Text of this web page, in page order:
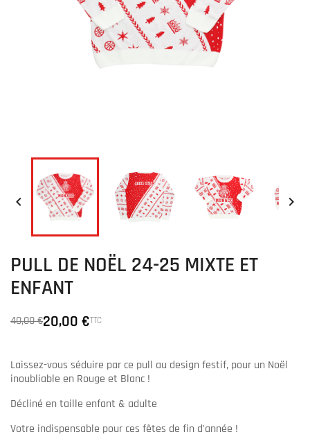
 
PULL DE NOËL 24-25 MIXTE ET
ENFANT
40,00 €20,00 €TTC
Laissez-vous séduire par ce pull au design festif, pour un Noël
inoubliable en Rouge et Blanc !
Décliné en taille enfant & adulte
Votre indispensable pour ces fêtes de fin d'année !